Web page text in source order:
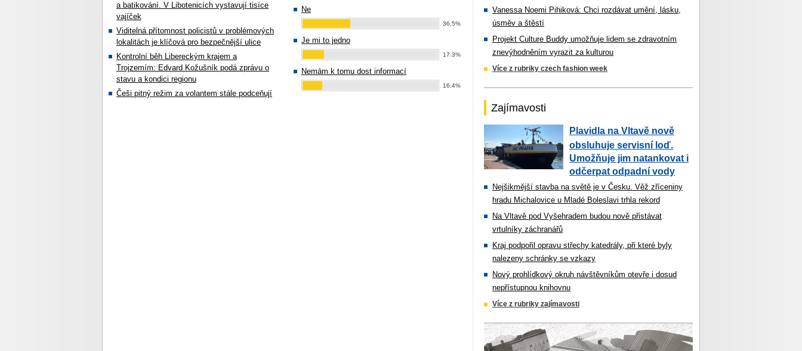
a batikování. V Libotenicích vystavují tisíce
vajíček
Viditelná přítomnost policistů v problémových
lokalitách je klíčová pro bezpečnější ulice
Kontrolní běh Libereckým krajem a
Trojzemím: Edvard Kožušník podá zprávu o
stavu a kondici regionu
Češi pitný režim za volantem stále podceňují
Ne
36.5%
Je mi to jedno
17.3%
Nemám k tomu dost informací
16.4%
Vanessa Noemi Pihiková: Chci rozdávat umění, lásku,
úsměv a štěstí
Projekt Culture Buddy umožňuje lidem se zdravotním
znevýhodněním vyrazit za kulturou
Více z rubriky czech fashion week
Zajímavosti
Plavidla na Vltavě nově
obsluhuje servisní loď.
Umožňuje jim natankovat i
odčerpat odpadní vody
Nejšikmější stavba na světě je v Česku. Věž zříceniny
hradu Michalovice u Mladé Boleslavi trhla rekord
Na Vltavě pod Vyšehradem budou nově přistávat
vrtulníky záchranářů
Kraj podpořil opravu střechy katedrály, při které byly
nalezeny schránky se vzkazy
Nový prohlídkový okruh návštěvníkům otevře i dosud
nepřístupnou knihovnu
Více z rubriky zajímavosti